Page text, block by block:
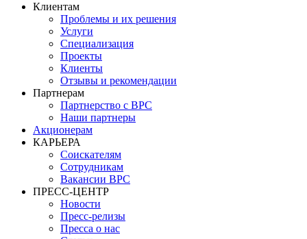
Клиентам
Проблемы и их решения
Услуги
Специализация
Проекты
Клиенты
Отзывы и рекомендации
Партнерам
Партнерство с BPC
Наши партнеры
Акционерам
КАРЬЕРА
Соискателям
Сотрудникам
Вакансии BPC
ПРЕСС-ЦЕНТР
Новости
Пресс-релизы
Пресса о нас